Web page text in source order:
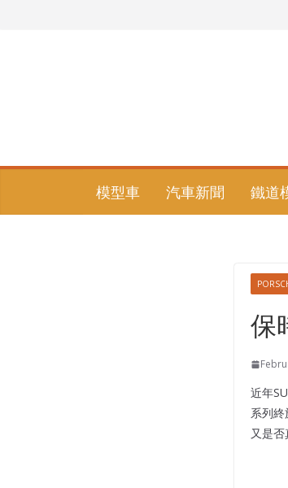
模型車 汽車新聞 鐵道
保
近年
系列
又是否